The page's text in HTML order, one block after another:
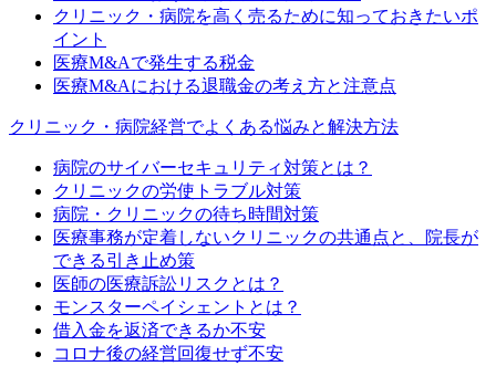
クリニック・病院を高く売るために知っておきたいポ
イント
医療M&Aで発生する税金
医療M&Aにおける退職金の考え方と注意点
クリニック・病院経営でよくある悩みと解決方法
病院のサイバーセキュリティ対策とは？
クリニックの労使トラブル対策
病院・クリニックの待ち時間対策
医療事務が定着しないクリニックの共通点と、院長が
できる引き止め策
医師の医療訴訟リスクとは？
モンスターペイシェントとは？
借入金を返済できるか不安
コロナ後の経営回復せず不安